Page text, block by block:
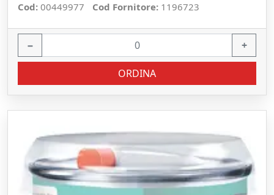
Cod: 00449977 Cod Fornitore: 1196723
− +
ORDINA